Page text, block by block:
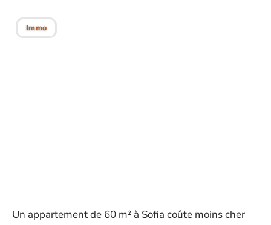
Immo
Un appartement de 60 m² à Sofia coûte moins cher